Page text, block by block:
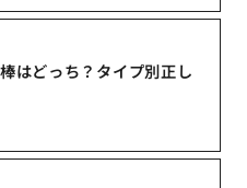
はどっち？タイプ別正し